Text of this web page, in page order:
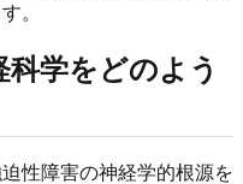
。
学をどのよう
性障害の神経学的根源を